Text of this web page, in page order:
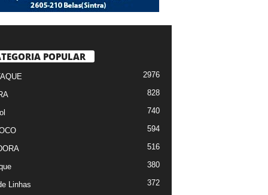
POPULAR
2976
828
740
594
516
380
Linhas 372